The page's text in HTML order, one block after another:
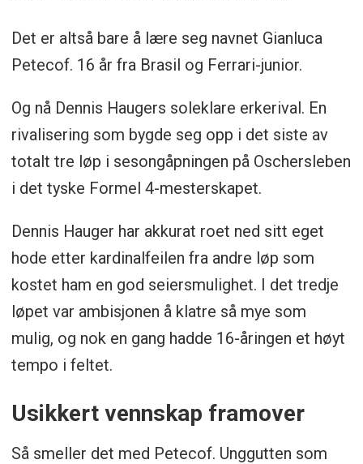
Det er altså bare å lære seg navnet Gianluca
Petecof. 16 år fra Brasil og Ferrari-junior.
Og nå Dennis Haugers soleklare erkerival. En
rivalisering som bygde seg opp i det siste av
totalt tre løp i sesongåpningen på Oschersleben
i det tyske Formel 4-mesterskapet.
Dennis Hauger har akkurat roet ned sitt eget
hode etter kardinalfeilen fra andre løp som
kostet ham en god seiersmulighet. I det tredje
løpet var ambisjonen å klatre så mye som
mulig, og nok en gang hadde 16-åringen et høyt
tempo i feltet.
Usikkert vennskap framover
Så smeller det med Petecof. Unggutten som